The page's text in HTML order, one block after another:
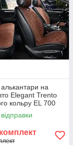
на
Elegant Trento
кольру EL 700